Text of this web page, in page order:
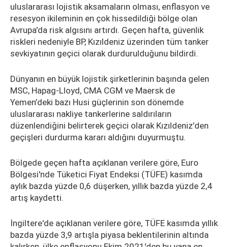
uluslararası lojistik aksamaların olması, enflasyon ve
resesyon ikileminin en çok hissedildiği bölge olan
Avrupa'da risk algısını artırdı. Geçen hafta, güvenlik
riskleri nedeniyle BP, Kızıldeniz üzerinden tüm tanker
sevkiyatının geçici olarak durdurulduğunu bildirdi.
Dünyanın en büyük lojistik şirketlerinin başında gelen
MSC, Hapag-Lloyd, CMA CGM ve Maersk de
Yemen’deki bazı Husi güçlerinin son dönemde
uluslararası nakliye tankerlerine saldırıların
düzenlendiğini belirterek geçici olarak Kızıldeniz’den
geçişleri durdurma kararı aldığını duyurmuştu.
Bölgede geçen hafta açıklanan verilere göre, Euro
Bölgesi'nde Tüketici Fiyat Endeksi (TÜFE) kasımda
aylık bazda yüzde 0,6 düşerken, yıllık bazda yüzde 2,4
artış kaydetti.
İngiltere'de açıklanan verilere göre, TÜFE kasımda yıllık
bazda yüzde 3,9 artışla piyasa beklentilerinin altında